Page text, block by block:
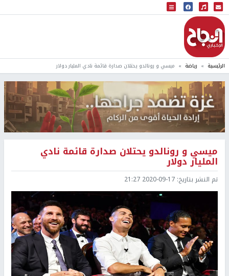
البث المباشر
إذاعة النجاح
الرئيسية رياضة ميسي و رونالدو يحتلان صدارة قائمة نادي المليار دولار
ميسي و رونالدو يحتلان صدارة قائمة نادي
المليار دولار
تم النشر بتاريخ: 2020-09-17 21:27